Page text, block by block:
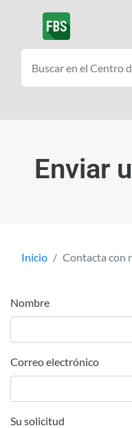
Enviar
Inicio Contacta con
Nombre
Correo electrónico
Su solicitud